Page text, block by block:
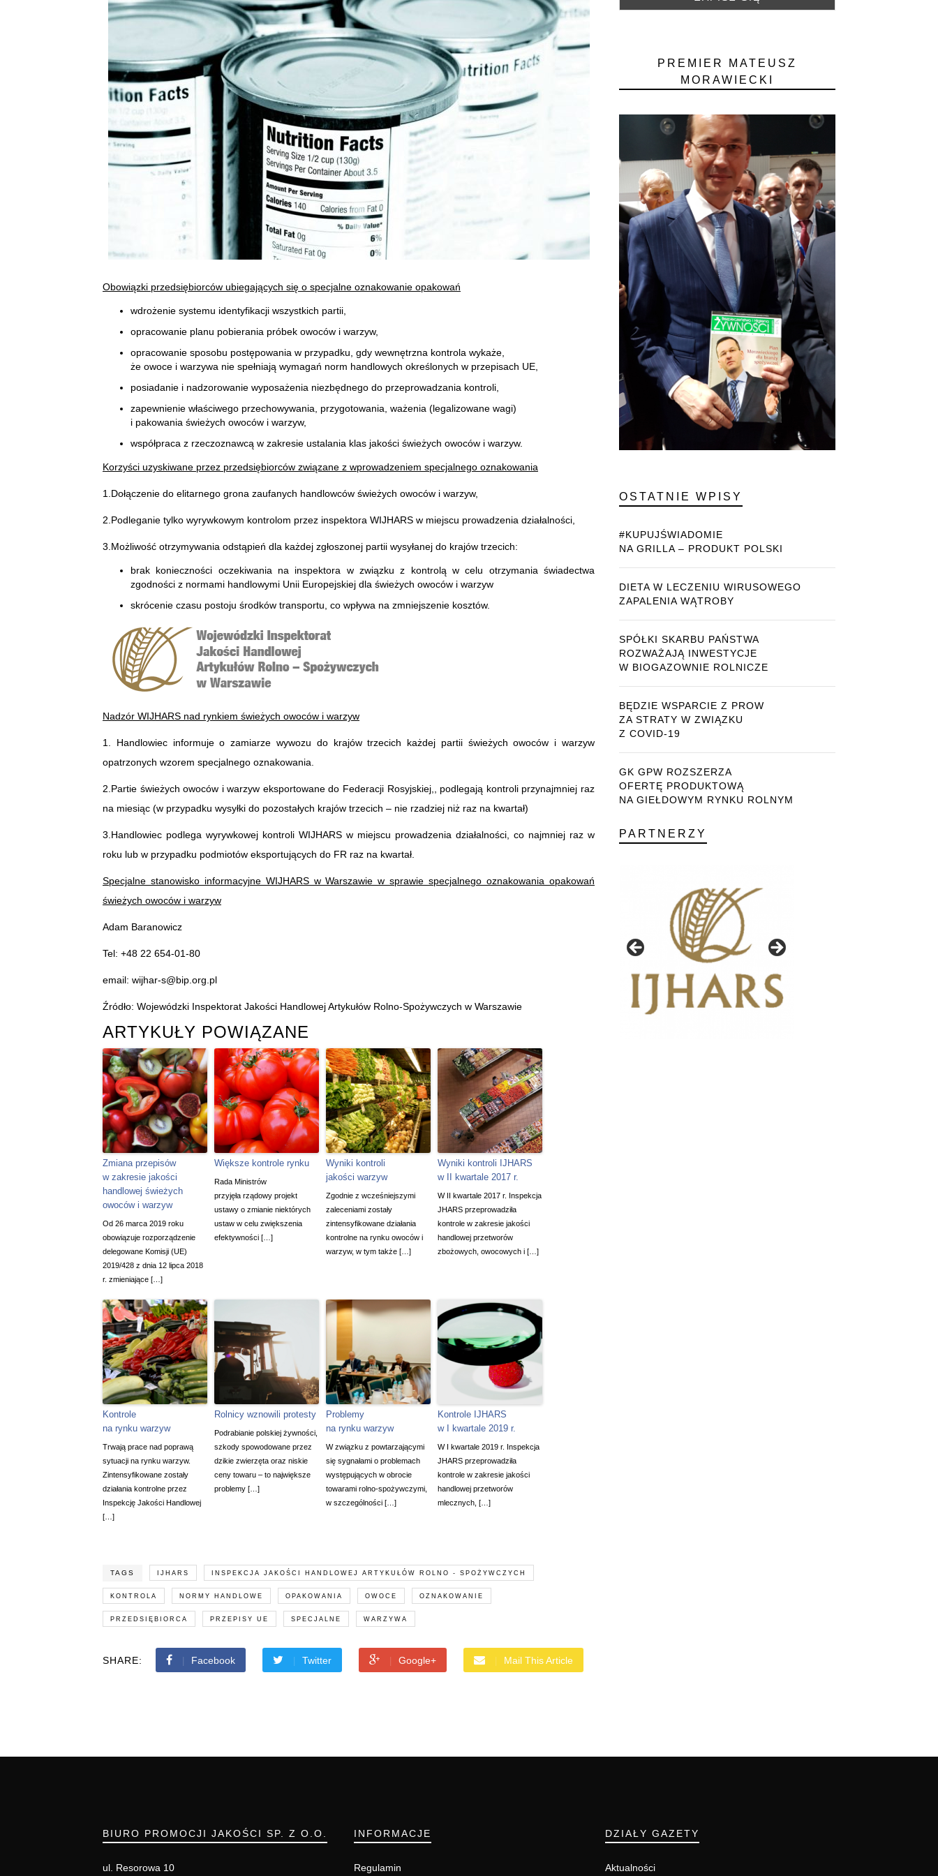
Obowiązki przedsiębiorców ubiegających się o specjalne oznakowanie opakowań
wdrożenie systemu identyfikacji wszystkich partii,
opracowanie planu pobierania próbek owoców i warzyw,
opracowanie sposobu postępowania w przypadku, gdy wewnętrzna kontrola wykaże,
że owoce i warzywa nie spełniają wymagań norm handlowych określonych w przepisach UE,
posiadanie i nadzorowanie wyposażenia niezbędnego do przeprowadzania kontroli,
zapewnienie właściwego przechowywania, przygotowania, ważenia (legalizowane wagi)
i pakowania świeżych owoców i warzyw,
współpraca z rzeczoznawcą w zakresie ustalania klas jakości świeżych owoców i warzyw.
Korzyści uzyskiwane przez przedsiębiorców związane z wprowadzeniem specjalnego oznakowania
1.Dołączenie do elitarnego grona zaufanych handlowców świeżych owoców i warzyw,
2.Podleganie tylko wyrywkowym kontrolom przez inspektora WIJHARS w miejscu prowadzenia działalności,
3.Możliwość otrzymywania odstąpień dla każdej zgłoszonej partii wysyłanej do krajów trzecich:
brak konieczności oczekiwania na inspektora w związku z kontrolą w celu otrzymania świadectwa
zgodności z normami handlowymi Unii Europejskiej dla świeżych owoców i warzyw
skrócenie czasu postoju środków transportu, co wpływa na zmniejszenie kosztów.
Nadzór WIJHARS nad rynkiem świeżych owoców i warzyw
1. Handlowiec informuje o zamiarze wywozu do krajów trzecich każdej partii świeżych owoców i warzyw
opatrzonych wzorem specjalnego oznakowania.
2.Partie świeżych owoców i warzyw eksportowane do Federacji Rosyjskiej,, podlegają kontroli przynajmniej raz
na miesiąc (w przypadku wysyłki do pozostałych krajów trzecich – nie rzadziej niż raz na kwartał)
3.Handlowiec podlega wyrywkowej kontroli WIJHARS w miejscu prowadzenia działalności, co najmniej raz w
roku lub w przypadku podmiotów eksportujących do FR raz na kwartał.
Specjalne stanowisko informacyjne WIJHARS w Warszawie w sprawie specjalnego oznakowania opakowań
świeżych owoców i warzyw
Adam Baranowicz
Tel: +48 22 654-01-80
email: wijhar-s@bip.org.pl
Źródło: Wojewódzki Inspektorat Jakości Handlowej Artykułów Rolno-Spożywczych w Warszawie
ARTYKUŁY POWIĄZANE
Zmiana przepisów
w zakresie jakości
handlowej świeżych
owoców i warzyw
Od 26 marca 2019 roku
obowiązuje rozporządzenie
delegowane Komisji (UE)
2019/428 z dnia 12 lipca 2018
r. zmieniające […]
Większe kontrole rynku
Rada Ministrów
przyjęła rządowy projekt
ustawy o zmianie niektórych
ustaw w celu zwiększenia
efektywności […]
Wyniki kontroli
jakości warzyw
Zgodnie z wcześniejszymi
zaleceniami zostały
zintensyfikowane działania
kontrolne na rynku owoców i
warzyw, w tym także […]
Wyniki kontroli IJHARS
w II kwartale 2017 r.
W II kwartale 2017 r. Inspekcja
JHARS przeprowadziła
kontrole w zakresie jakości
handlowej przetworów
zbożowych, owocowych i […]
Kontrole
na rynku warzyw
Trwają prace nad poprawą
sytuacji na rynku warzyw.
Zintensyfikowane zostały
działania kontrolne przez
Inspekcję Jakości Handlowej
[…]
Rolnicy wznowili protesty
Podrabianie polskiej żywności,
szkody spowodowane przez
dzikie zwierzęta oraz niskie
ceny towaru – to największe
problemy […]
Problemy
na rynku warzyw
W związku z powtarzającymi
się sygnałami o problemach
występujących w obrocie
towarami rolno-spożywczymi,
w szczególności […]
Kontrole IJHARS
w I kwartale 2019 r.
W I kwartale 2019 r. Inspekcja
JHARS przeprowadziła
kontrole w zakresie jakości
handlowej przetworów
mlecznych, […]
TAGS IJHARS INSPEKCJA JAKOŚCI HANDLOWEJ ARTYKUŁÓW ROLNO - SPOŻYWCZYCH
KONTROLA NORMY HANDLOWE OPAKOWANIA OWOCE OZNAKOWANIE
PRZEDSIĘBIORCA PRZEPISY UE SPECJALNE WARZYWA
SHARE: Facebook Twitter Google+ Mail This Article
PREMIER MATEUSZ
MORAWIECKI
OSTATNIE WPISY
#KUPUJŚWIADOMIE
NA GRILLA – PRODUKT POLSKI
DIETA W LECZENIU WIRUSOWEGO
ZAPALENIA WĄTROBY
SPÓŁKI SKARBU PAŃSTWA
ROZWAŻAJĄ INWESTYCJE
W BIOGAZOWNIE ROLNICZE
BĘDZIE WSPARCIE Z PROW
ZA STRATY W ZWIĄZKU
Z COVID-19
GK GPW ROZSZERZA
OFERTĘ PRODUKTOWĄ
NA GIEŁDOWYM RYNKU ROLNYM
PARTNERZY
BIURO PROMOCJI JAKOŚCI SP. Z O.O.
ul. Resorowa 10
INFORMACJE
Regulamin
DZIAŁY GAZETY
Aktualności